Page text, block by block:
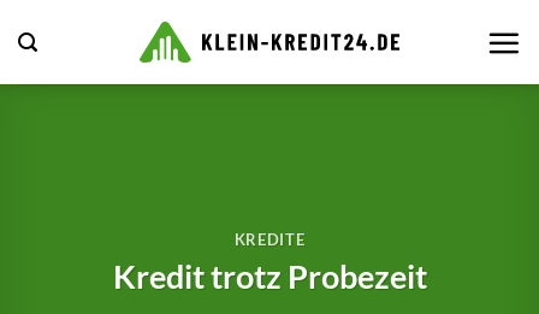
Inhalt
springen
KREDITE
Kredit trotz Probezeit